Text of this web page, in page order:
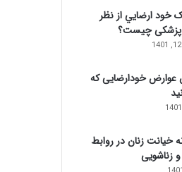
خود ارضايي از نظر
پزشکی چیست؟
عوارض خودارضایی که
خیانت زنان در روابط
زناشویی